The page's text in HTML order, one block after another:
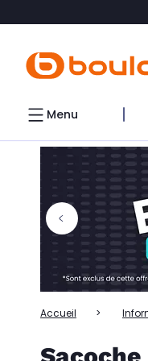
Accéder directement
Menu
Accueil